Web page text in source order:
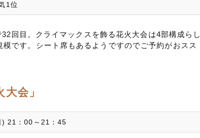
1位
回目。クライマックスを飾る花火大会は4部構成らし
です。シート席もあるようですのでご予約がおスス
会」
21：00～21：45